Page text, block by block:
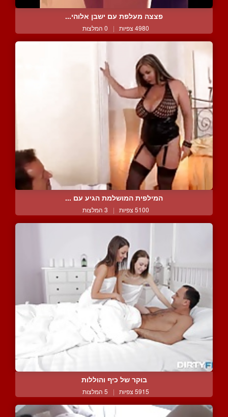
פצצה מעלפת עם ישבן אלוהי...
4980 צפיות | 0 המלצות
המילפית המושלמת הגיע עם ...
5100 צפיות | 3 המלצות
בוקר של כיף והוללות
5915 צפיות | 5 המלצות